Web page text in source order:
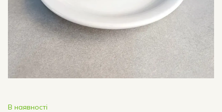
В наявності